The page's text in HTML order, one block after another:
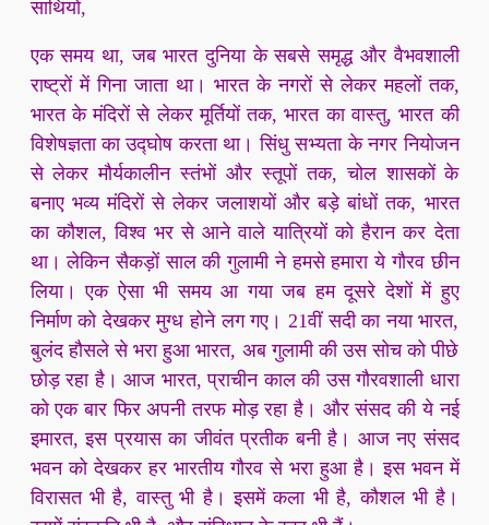
साथियों,
एक समय था, जब भारत दुनिया के सबसे समृद्ध और वैभवशाली
राष्ट्रों में गिना जाता था। भारत के नगरों से लेकर महलों तक,
भारत के मंदिरों से लेकर मूर्तियों तक, भारत का वास्तु, भारत की
विशेषज्ञता का उद्घोष करता था। सिंधु सभ्यता के नगर नियोजन
से लेकर मौर्यकालीन स्तंभों और स्तूपों तक, चोल शासकों के
बनाए भव्य मंदिरों से लेकर जलाशयों और बड़े बांधों तक, भारत
का कौशल, विश्व भर से आने वाले यात्रियों को हैरान कर देता
था। लेकिन सैकड़ों साल की गुलामी ने हमसे हमारा ये गौरव छीन
लिया। एक ऐसा भी समय आ गया जब हम दूसरे देशों में हुए
निर्माण को देखकर मुग्ध होने लग गए। 21वीं सदी का नया भारत,
बुलंद हौसले से भरा हुआ भारत, अब गुलामी की उस सोच को पीछे
छोड़ रहा है। आज भारत, प्राचीन काल की उस गौरवशाली धारा
को एक बार फिर अपनी तरफ मोड़ रहा है। और संसद की ये नई
इमारत, इस प्रयास का जीवंत प्रतीक बनी है। आज नए संसद
भवन को देखकर हर भारतीय गौरव से भरा हुआ है। इस भवन में
विरासत भी है, वास्तु भी है। इसमें कला भी है, कौशल भी है।